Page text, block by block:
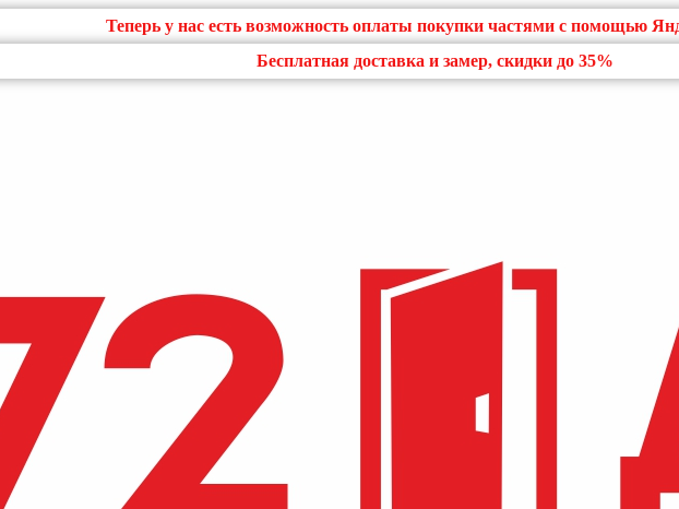
Теперь у нас есть возможность оплаты покупки частями с помощью
Бесплатная доставка и замер, скидки до 35%